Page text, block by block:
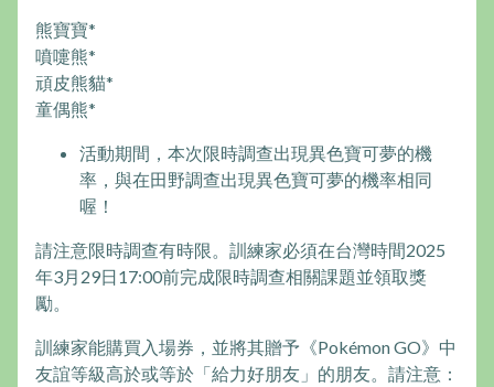
熊寶寶*
噴嚏熊*
頑皮熊貓*
童偶熊*
活動期間，本次限時調查出現異色寶可夢的機
率，與在田野調查出現異色寶可夢的機率相同
喔！
請注意限時調查有時限。訓練家必須在台灣時間2025
年3月29日17:00前完成限時調查相關課題並領取獎
勵。
訓練家能購買入場券，並將其贈予《Pokémon GO》中
友誼等級高於或等於「給力好朋友」的朋友。請注意：